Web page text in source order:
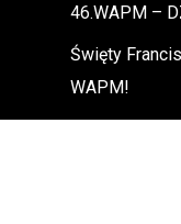
46.WAPM –
Święty
WAPM!